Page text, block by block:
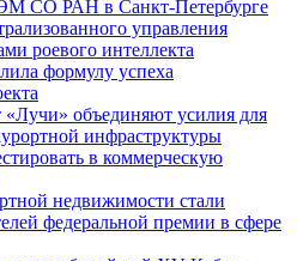
СО РАН в Санкт-Петербурге
управления
роевого интеллекта
формулу успеха
объединяют усилия для
инфраструктуры
в коммерческую
недвижимости стали
федеральной премии в сфере